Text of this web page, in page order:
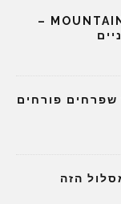
מבחן שטח: MOUNTAIN EQUIPMENT COMICI –
שפרחים פורחים
הזה